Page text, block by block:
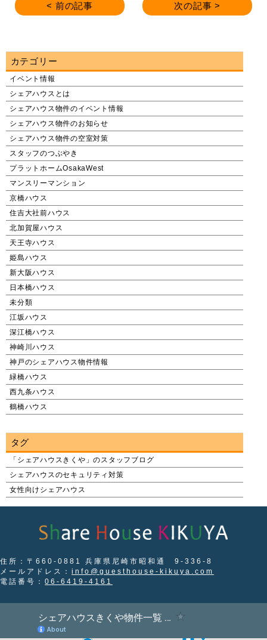
カテゴリー
イベント情報
シェアハウスとは
シェアハウス物件のイベント情報
シェアハウス物件のお知らせ
シェアハウス物件の空室対策
スタッフのつぶやき
プラットホームOsakaWest
マンスリーマンション
京橋ハウス
住吉大社前ハウス
北加賀屋ハウス
天王寺ハウス
姫島ハウス
新大阪ハウス
日本橋ハウス
未分類
江坂ハウス
深江橋ハウス
神崎川ハウス
神戸のシェアハウス物件情報
緑橋ハウス
西九条ハウス
鶴橋ハウス
タグ
「シェアハウスきくや」のスタッフブログ
シェアハウスのセキュリティ対策
女性向けシェアハウス
< 前の記事 次の記事 >
住所：〒660-0881 兵庫県尼崎市昭和通 9-336-8
メールアドレス： info@guesthouse-kikuya.com
電話番号： 06-6419-4161